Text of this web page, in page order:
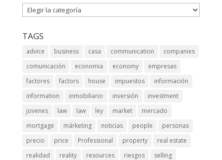
CATEGORIES
TAGS
advice business casa communication
companies
comunicación
economia economy
empresas
factores
factors house impuestos
información
information
inmobiliario inversión
investment
jovenes
law law ley market
mercado
mortgage
márketing noticias people
personas
precio
price Professional property
real estate
realidad
reality resources riesgos
selling